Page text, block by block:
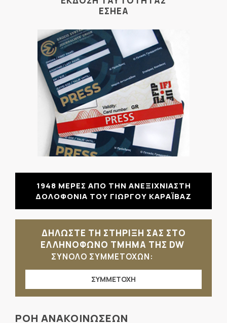
ΕΣΗΕΑ
1948 ΜΕΡΕΣ ΑΠΟ ΤΗΝ ΑΝΕΞΙΧΝΙΑΣΤΗ
ΔΟΛΟΦΟΝΙΑ ΤΟΥ ΓΙΩΡΓΟΥ ΚΑΡΑΪΒΑΖ
ΔΗΛΩΣΤΕ ΤΗ ΣΤΗΡΙΞΗ ΣΑΣ ΣΤΟ
ΕΛΛΗΝΟΦΩΝΟ ΤΜΗΜΑ ΤΗΣ DW
ΣΥΝΟΛΟ ΣΥΜΜΕΤΟΧΩΝ:
ΣΥΜΜΕΤΟΧΗ
ΡΟΗ ΑΝΑΚΟΙΝΩΣΕΩΝ